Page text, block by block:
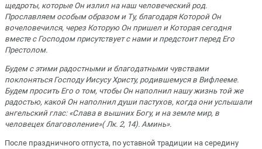
щедроты, которые Он излил на наш человеческий род.
Прославляем особым образом и Ту, благодаря Которой Он
вочеловечился, через Которую Он пришел и Которая сегодня
вместе с Господом присутствует с нами и предстоит перед Его
Престолом.
Будем с этими радостными и благодатными чувствами
поклоняться Господу Иисусу Христу, родившемуся в Вифлееме.
Будем просить Его о том, чтобы Он наполнил нашу жизнь той же
радостью, какой Он наполнил души пастухов, когда они услышали
ангельский глас: «Слава в вышних Богу, и на земле мир, в
человецех благоволение»( Лк. 2, 14). Аминь».
После праздничного отпуста, по уставной традиции на середину